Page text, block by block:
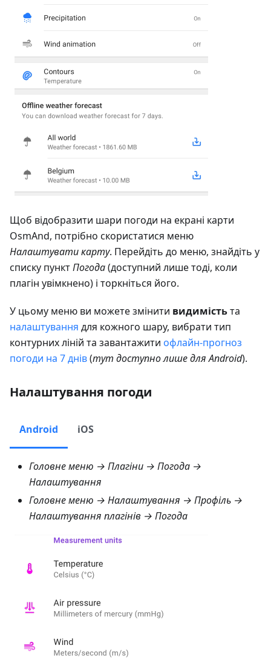
Щоб відобразити шари погоди на екрані карти
OsmAnd, потрібно скористатися меню
Налаштувати карту. Перейдіть до меню, знайдіть у
списку пунктПогода(доступний лише тоді, коли
плагін увімкнено) і торкніться його.
У цьому меню ви можете змінити видимістьта
налаштування для кожного шару, вибрати тип
контурних ліній та завантажити офлайн-прогноз
погоди на 7 днів(тут доступно лише для Android).
Налаштування погоди
Android iOS
Головне меню → Плагіни → Погода →
Налаштування
Головне меню → Налаштування → Профіль →
Налаштування плагінів → Погода